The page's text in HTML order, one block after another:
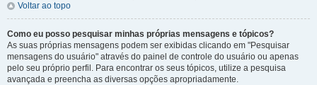
Voltar ao topo
Como eu posso pesquisar minhas próprias mensagens e tópicos?
As suas próprias mensagens podem ser exibidas clicando em "Pesquisar
mensagens do usuário" através do painel de controle do usuário ou apenas
pelo seu próprio perfil. Para encontrar os seus tópicos, utilize a pesquisa
avançada e preencha as diversas opções apropriadamente.